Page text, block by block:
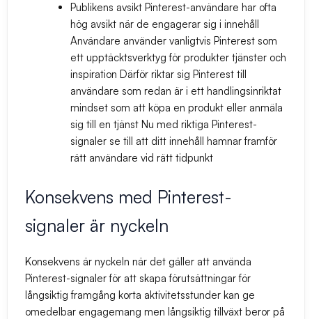
Publikens avsikt Pinterest-användare har ofta
hög avsikt när de engagerar sig i innehåll
Användare använder vanligtvis Pinterest som
ett upptäcktsverktyg för produkter tjänster och
inspiration Därför riktar sig Pinterest till
användare som redan är i ett handlingsinriktat
mindset som att köpa en produkt eller anmäla
sig till en tjänst Nu med riktiga Pinterest-
signaler se till att ditt innehåll hamnar framför
rätt användare vid rätt tidpunkt
Konsekvens med Pinterest-
signaler är nyckeln
Konsekvens är nyckeln när det gäller att använda
Pinterest-signaler för att skapa förutsättningar för
långsiktig framgång korta aktivitetsstunder kan ge
omedelbar engagemang men långsiktig tillväxt beror på